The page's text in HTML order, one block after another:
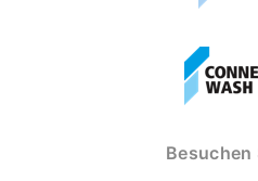
Besuchen